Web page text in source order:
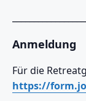
Anmeldung
Für die
https://